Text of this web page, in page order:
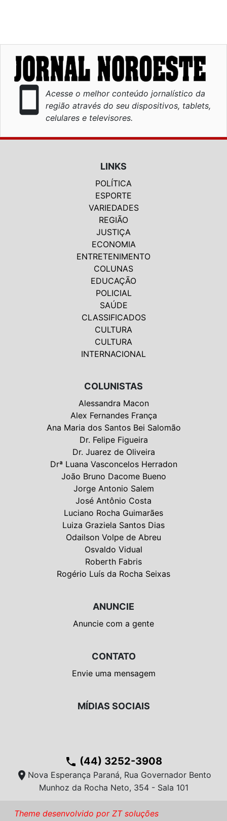
smartphone
Acesse o melhor conteúdo jornalístico da
região através do seu dispositivos, tablets,
celulares e televisores.
LINKS
POLÍTICA
ESPORTE
VARIEDADES
REGIÃO
JUSTIÇA
ECONOMIA
ENTRETENIMENTO
COLUNAS
EDUCAÇÃO
POLICIAL
SAÚDE
CLASSIFICADOS
CULTURA
CULTURA
INTERNACIONAL
COLUNISTAS
Alessandra Macon
Alex Fernandes França
Ana Maria dos Santos Bei Salomão
Dr. Felipe Figueira
Dr. Juarez de Oliveira
Drª Luana Vasconcelos Herradon
João Bruno Dacome Bueno
Jorge Antonio Salem
José Antônio Costa
Luciano Rocha Guimarães
Luiza Graziela Santos Dias
Odailson Volpe de Abreu
Osvaldo Vidual
Roberth Fabris
Rogério Luís da Rocha Seixas
ANUNCIE
Anuncie com a gente
CONTATO
Envie uma mensagem
MÍDIAS SOCIAIS
phone (44) 3252-3908
location_on Nova Esperança Paraná, Rua Governador Bento
Munhoz da Rocha Neto, 354 - Sala 101
Theme desenvolvido por ZT soluções